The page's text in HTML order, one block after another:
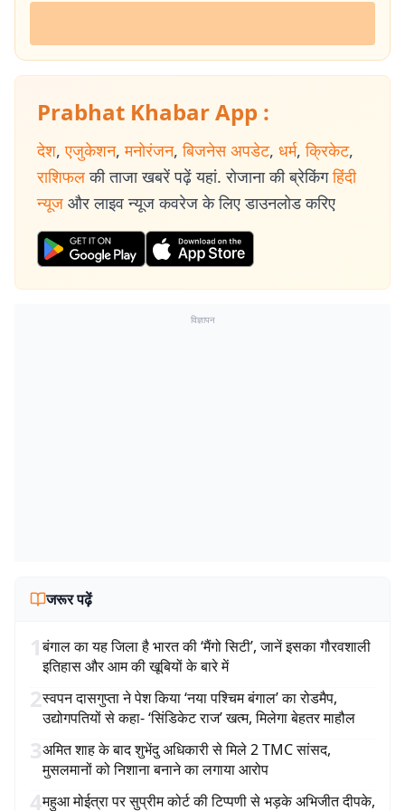
Prabhat Khabar App :
देश, एजुकेशन, मनोरंजन, बिजनेस अपडेट, धर्म, क्रिकेट,
राशिफल की ताजा खबरें पढ़ें यहां. रोजाना की ब्रेकिंग हिंदी
न्यूज और लाइव न्यूज कवरेज के लिए डाउनलोड करिए
विज्ञापन
जरूर पढ़ें
1बंगाल का यह जिला है भारत की ‘मैंगो सिटी’, जानें इसका गौरवशाली
इतिहास और आम की खूबियों के बारे में
2स्वपन दासगुप्ता ने पेश किया ‘नया पश्चिम बंगाल’ का रोडमैप,
उद्योगपतियों से कहा- ‘सिंडिकेट राज’ खत्म, मिलेगा बेहतर माहौल
3अमित शाह के बाद शुभेंदु अधिकारी से मिले 2 TMC सांसद,
मुसलमानों को निशाना बनाने का लगाया आरोप
4महुआ मोईत्रा पर सुप्रीम कोर्ट की टिप्पणी से भड़के अभिजीत दीपके,